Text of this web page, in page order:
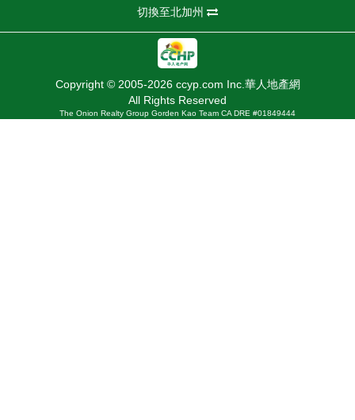
切換至北加州
Copyright © 2005-2026 ccyp.com Inc.華人地產網
All Rights Reserved
The Onion Realty Group Gorden Kao Team CA DRE #01849444